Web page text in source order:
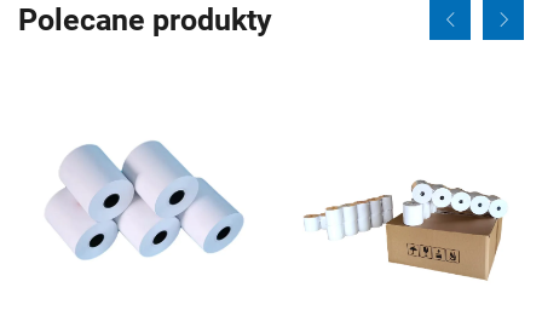
Polecane produkty